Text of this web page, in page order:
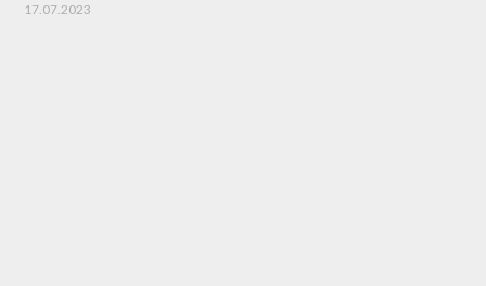
17.07.2023